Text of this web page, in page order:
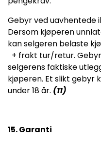
Gebyr ved uavhentede
Dersom kjøperen
kan selgeren belaste
+ frakt tur/retur.
selgerens faktiske
kjøperen. Et slikt gebyr
under 18 år. (11)
15. Garanti